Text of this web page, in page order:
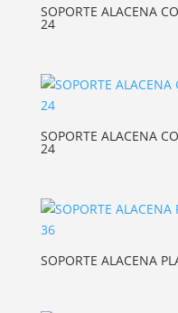
SOPORTE ALACENA
24
SOPORTE ALACENA
24
SOPORTE ALACENA